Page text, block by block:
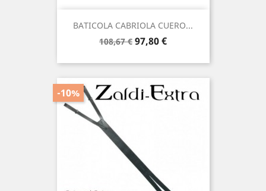
BATICOLA CABRIOLA CUERO...
Precio
108,67 € Precio
97,80 €
-10%